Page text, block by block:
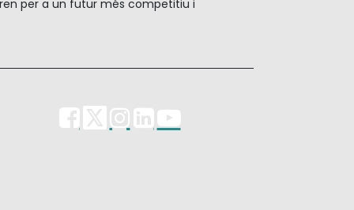
per a un futur més competitiu i